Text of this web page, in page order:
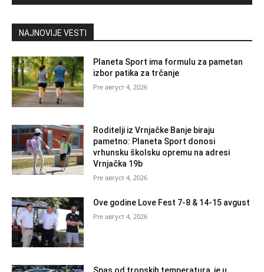
NAJNOVIJE VESTI
Planeta Sport ima formulu za pametan
izbor patika za trčanje
август 4, 2026
Roditelji iz Vrnjačke Banje biraju
pametno: Planeta Sport donosi
vrhunsku školsku opremu na adresi
Vrnjačka 19b
август 4, 2026
Ove godine Love Fest 7-8 & 14-15 avgust
август 4, 2026